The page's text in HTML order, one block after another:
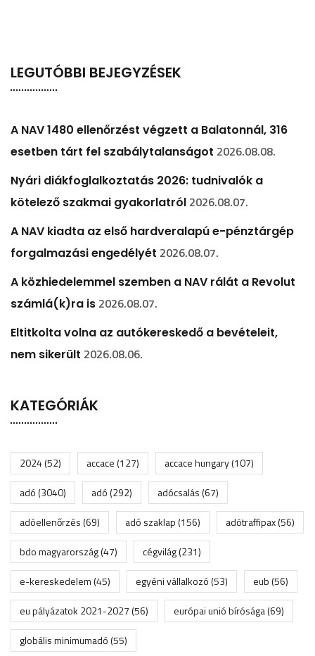
LEGUTÓBBI BEJEGYZÉSEK
A NAV 1480 ellenőrzést végzett a Balatonnál, 316
esetben tárt fel szabálytalanságot 2026.08.08.
Nyári diákfoglalkoztatás 2026: tudnivalók a
kötelező szakmai gyakorlatról 2026.08.07.
A NAV kiadta az első hardveralapú e-pénztárgép
forgalmazási engedélyét 2026.08.07.
A közhiedelemmel szemben a NAV rálát a Revolut
számlá(k)ra is 2026.08.07.
Eltitkolta volna az autókereskedő a bevételeit,
nem sikerült 2026.08.06.
KATEGÓRIÁK
2024(52) accace(127) accace hungary(107)
adó(3040) adó(292) adócsalás(67)
adóellenőrzés(69) adó szaklap(156) adótraffipax(56)
bdo magyarország(47) cégvilág(231)
e-kereskedelem(45) egyéni vállalkozó(53) eub(56)
eu pályázatok 2021-2027(56) európai unió bírósága(69)
globális minimumadó(55)